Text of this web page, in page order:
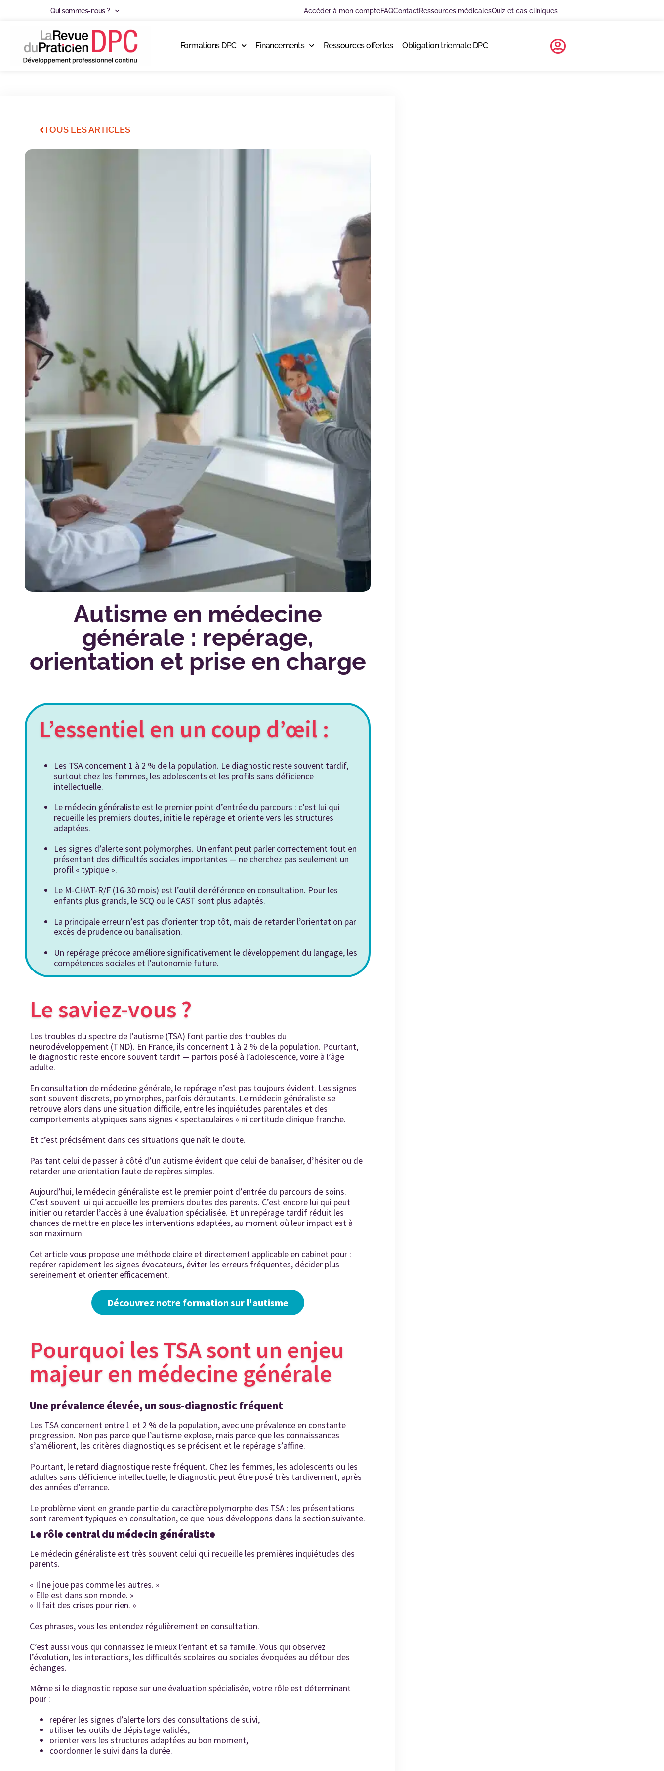
Qui sommes-nous ? Accéder à mon compteFAQContactRessources médicalesQuiz et cas cliniques
Formations DPC Financements Ressources offertes Obligation triennale DPC
TOUS LES ARTICLES
Autisme en médecine
générale : repérage,
orientation et prise en charge
L’essentiel en un coup d’œil :
Les TSA concernent 1 à 2 % de la population. Le diagnostic reste souvent tardif,
surtout chez les femmes, les adolescents et les profils sans déficience
intellectuelle.
Le médecin généraliste est le premier point d’entrée du parcours : c’est lui qui
recueille les premiers doutes, initie le repérage et oriente vers les structures
adaptées.
Les signes d’alerte sont polymorphes. Un enfant peut parler correctement tout en
présentant des difficultés sociales importantes — ne cherchez pas seulement un
profil « typique ».
Le M-CHAT-R/F (16-30 mois) est l’outil de référence en consultation. Pour les
enfants plus grands, le SCQ ou le CAST sont plus adaptés.
La principale erreur n’est pas d’orienter trop tôt, mais de retarder l’orientation par
excès de prudence ou banalisation.
Un repérage précoce améliore significativement le développement du langage, les
compétences sociales et l’autonomie future.
Le saviez-vous ?
Les troubles du spectre de l’autisme (TSA) font partie des troubles du
neurodéveloppement (TND). En France, ils concernent 1 à 2 % de la population. Pourtant,
le diagnostic reste encore souvent tardif — parfois posé à l’adolescence, voire à l’âge
adulte.
En consultation de médecine générale, le repérage n’est pas toujours évident. Les signes
sont souvent discrets, polymorphes, parfois déroutants. Le médecin généraliste se
retrouve alors dans une situation difficile, entre les inquiétudes parentales et des
comportements atypiques sans signes « spectaculaires » ni certitude clinique franche.
Et c’est précisément dans ces situations que naît le doute.
Pas tant celui de passer à côté d’un autisme évident que celui de banaliser, d’hésiter ou de
retarder une orientation faute de repères simples.
Aujourd’hui, le médecin généraliste est le premier point d’entrée du parcours de soins.
C’est souvent lui qui accueille les premiers doutes des parents. C’est encore lui qui peut
initier ou retarder l’accès à une évaluation spécialisée. Et un repérage tardif réduit les
chances de mettre en place les interventions adaptées, au moment où leur impact est à
son maximum.
Cet article vous propose une méthode claire et directement applicable en cabinet pour :
repérer rapidement les signes évocateurs, éviter les erreurs fréquentes, décider plus
sereinement et orienter efficacement.
Découvrez notre formation sur l'autisme
Pourquoi les TSA sont un enjeu
majeur en médecine générale
Une prévalence élevée, un sous-diagnostic fréquent
Les TSA concernent entre 1 et 2 % de la population, avec une prévalence en constante
progression. Non pas parce que l’autisme explose, mais parce que les connaissances
s’améliorent, les critères diagnostiques se précisent et le repérage s’affine.
Pourtant, le retard diagnostique reste fréquent. Chez les femmes, les adolescents ou les
adultes sans déficience intellectuelle, le diagnostic peut être posé très tardivement, après
des années d’errance.
Le problème vient en grande partie du caractère polymorphe des TSA : les présentations
sont rarement typiques en consultation, ce que nous développons dans la section suivante.
Le rôle central du médecin généraliste
Le médecin généraliste est très souvent celui qui recueille les premières inquiétudes des
parents.
« Il ne joue pas comme les autres. »
« Elle est dans son monde. »
« Il fait des crises pour rien. »
Ces phrases, vous les entendez régulièrement en consultation.
C’est aussi vous qui connaissez le mieux l’enfant et sa famille. Vous qui observez
l’évolution, les interactions, les difficultés scolaires ou sociales évoquées au détour des
échanges.
Même si le diagnostic repose sur une évaluation spécialisée, votre rôle est déterminant
pour :
repérer les signes d’alerte lors des consultations de suivi,
utiliser les outils de dépistage validés,
orienter vers les structures adaptées au bon moment,
coordonner le suivi dans la durée.